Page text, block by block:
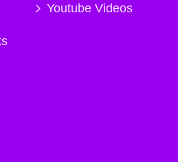
Youtube Videos